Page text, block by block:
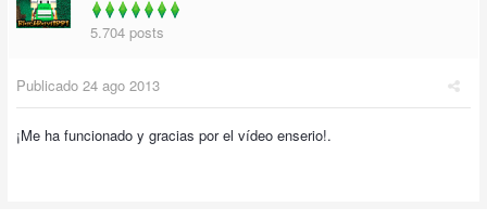
5.704 posts
Publicado 24 ago 2013
¡Me ha funcionado y gracias por el vídeo enserio!.